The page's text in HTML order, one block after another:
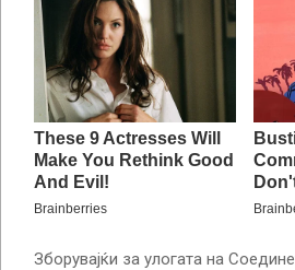
Зборувајќи за улогата на